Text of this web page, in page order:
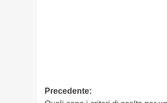
Navigazione
Precedente: